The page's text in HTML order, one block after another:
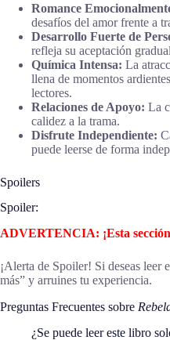
Romance
desafíos del amor frente a
Desarrollo Fuerte de
refleja su aceptación
Química Intensa: La
llena de momentos
lectores.
Relaciones de Apoyo: La
calidez a la trama.
Disfrute Independiente:
puede leerse de forma
Spoilers
Spoiler:
ADVERTENCIA: ¡Esta
¡Alerta de Spoiler! Si deseas
más” y arruines tu experiencia.
Preguntas Frecuentes sobre
¿Se puede leer este libro